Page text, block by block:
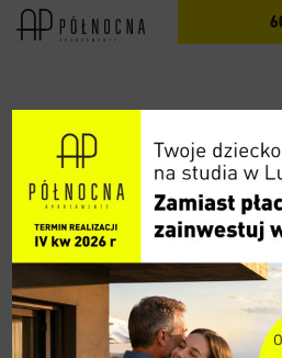
INWESTYCJA
GOTOWE
CENY
LOKALIZACJA